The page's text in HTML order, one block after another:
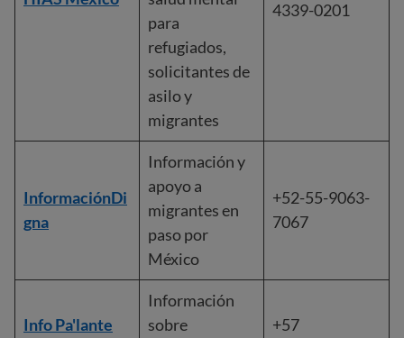
para
refugiados,
solicitantes de
asilo y
migrantes
4339-0201
InformaciónDi
gna
Información y
apoyo a
migrantes en
paso por
México
+52-55-9063-
7067
Info Pa'lante
Información
sobre
+57